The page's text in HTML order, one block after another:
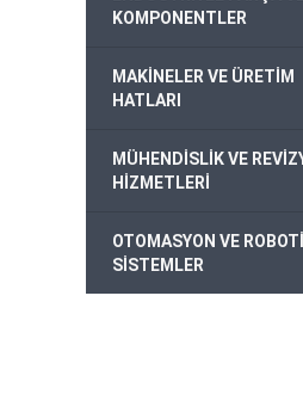
KOMPONENTLER
MAKİNELER VE ÜRETİM
HATLARI
MÜHENDİSLİK VE
HİZMETLERİ
OTOMASYON VE
SİSTEMLER